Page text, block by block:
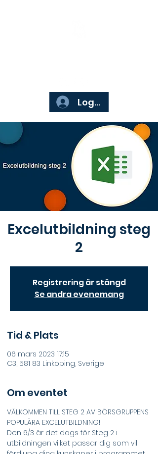
Logga in
Excelutbildning steg
2
Registrering är stängd
Se andra evenemang
Tid & Plats
06 mars 2023 17:15
C3, 581 83 Linköping, Sverige
Om eventet
VÄLKOMMEN TILL STEG 2 AV BÖRSGRUPPENS
POPULÄRA EXCELUTBILDNING!
Den 6/3 är det dags för Steg 2 i
utbildningen vilket passar dig som vill